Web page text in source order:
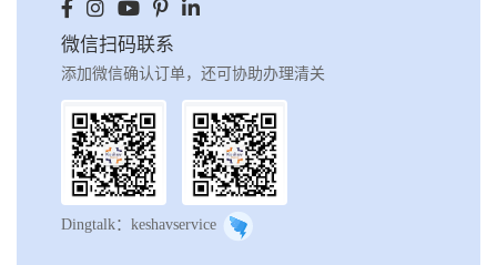
微信扫码联系
添加微信确认订单，还可协助办理清关
Dingtalk：keshavservice